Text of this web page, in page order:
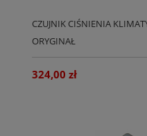
CZUJNIK CIŚNIENIA
ORYGINAŁ
324,00 zł